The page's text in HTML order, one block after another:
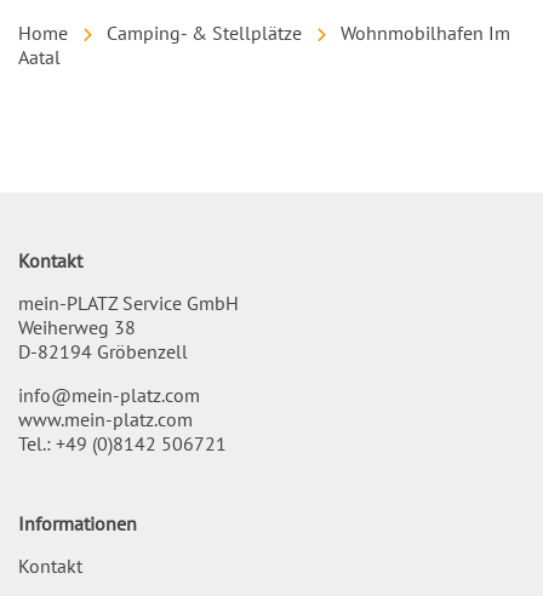
Home Camping- & Stellplätze
Wohnmobilhafen Im
Aatal
Kontakt
mein-PLATZ Service GmbH
Weiherweg 38
D-82194 Gröbenzell
info@mein-platz.com
www.mein-platz.com
Tel.: +49 (0)8142 506721
Informationen
Kontakt